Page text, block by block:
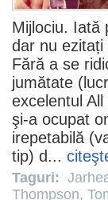
Mijlociu. Iată
dar nu ezitați
Fără a se
jumătate
excelentul All
şi-a ocupat
irepetabilă
tip) d...
Taguri:
Thompson,